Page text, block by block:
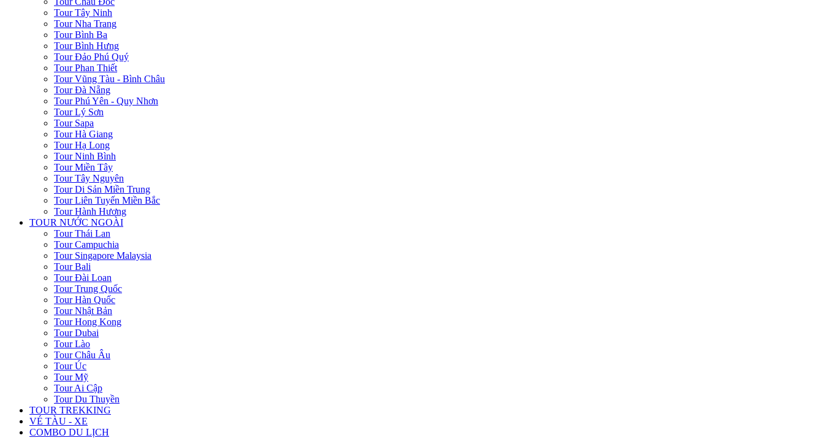
Tour Tây Ninh
Tour Nha Trang
Tour Bình Ba
Tour Bình Hưng
Tour Đảo Phú Quý
Tour Phan Thiết
Tour Vũng Tàu - Bình Châu
Tour Đà Nẵng
Tour Phú Yên - Quy Nhơn
Tour Lý Sơn
Tour Sapa
Tour Hà Giang
Tour Hạ Long
Tour Ninh Bình
Tour Miền Tây
Tour Tây Nguyên
Tour Di Sản Miền Trung
Tour Liên Tuyến Miền Bắc
Tour Hành Hương
TOUR NƯỚC NGOÀI
Tour Thái Lan
Tour Campuchia
Tour Singapore Malaysia
Tour Bali
Tour Đài Loan
Tour Trung Quốc
Tour Hàn Quốc
Tour Nhật Bản
Tour Hong Kong
Tour Dubai
Tour Lào
Tour Châu Âu
Tour Úc
Tour Mỹ
Tour Ai Cập
Tour Du Thuyền
TOUR TREKKING
VÉ TÀU - XE
COMBO DU LỊCH